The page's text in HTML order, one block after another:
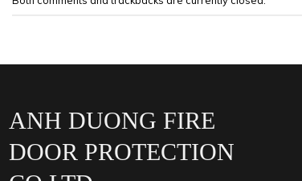
ANH DUONG FIRE
DOOR PROTECTION